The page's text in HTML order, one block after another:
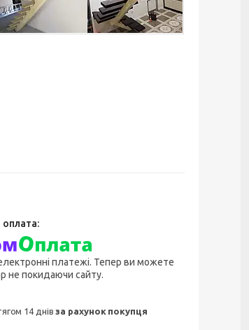
платежі. Тепер ви можете
не покидаючи сайту.
14 днівза рахунок покупця